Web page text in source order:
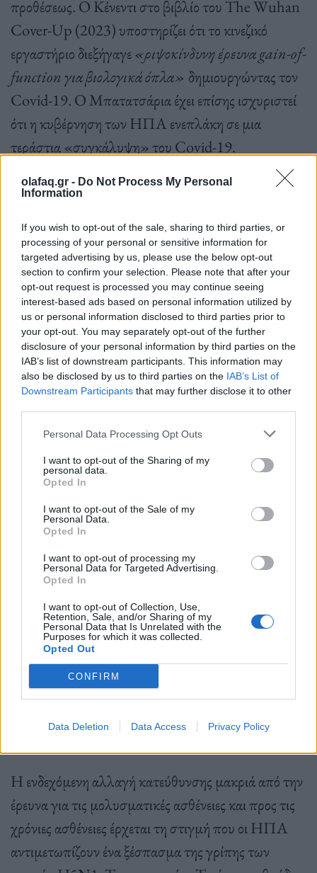
olafaq.gr - Do Not Process My Personal
Information
If you wish to opt-out of the sale, sharing to third parties, or
processing of your personal or sensitive information for
targeted advertising by us, please use the below opt-out
section to confirm your selection. Please note that after your
opt-out request is processed you may continue seeing
interest-based ads based on personal information utilized by
us or personal information disclosed to third parties prior to
your opt-out. You may separately opt-out of the further
disclosure of your personal information by third parties on the
IAB’s list of downstream participants. This information may
also be disclosed by us to third parties on the IAB’s List of
Downstream Participants that may further disclose it to other
Personal Data Processing Opt Outs
I want to opt-out of the Sharing of my
personal data.
Opted In
I want to opt-out of the Sale of my
Personal Data.
Opted In
I want to opt-out of processing my
Personal Data for Targeted Advertising.
Opted In
I want to opt-out of Collection, Use,
Retention, Sale, and/or Sharing of my
Personal Data that Is Unrelated with the
Purposes for which it was collected.
Opted Out
CONFIRM
Data Deletion Data Access Privacy Policy
προθέσεως. Ο Κένεντι στο βιβλίο του TheWuhan
Cover-Up (2023) υποστηρίζει ότι το κινεζικό
εργαστήριο διεξήγαγε«ριψοκίνδυνη έρευναgain-of-
function για βιολογικά όπλα» δημιουργώντας τον
Covid-19. Ο Μπατατσάρια έχει επίσης ισχυριστεί
ότι η κυβέρνηση των ΗΠΑ ενεπλάκη σε μια
τεράστια «συγκάλυψη» του Covid-19.
θεωριών συνωμοσίας βρίσκονται στην εξουσία με
ορισμένους να αναμένουν επιβεβαίωση για να
ηγηθούν των ίδιων οργανισμών που κατηγορούν ότι
σκότωσαν εκατομμύρια ανθρώπους. Στρέφουν τα
πυρά τους σε αυτούς που όπως ισχυρίζονται είναι
υπεύθυνοι.
Υπάρχει έντονη ανησυχία πως αυτό το κυνήγι
μαγισσών θα επιταχυνθεί τους επόμενους μήνες.
Πιο ανησυχητικό είναι το γεγονός ότι η Αμερική
καταστρέφει την ικανότητά της να προβλέπει, να
παρακολουθεί και να ανταποκρίνεται σε
ξεσπάσματα μολυσματικών ασθενειών. «
αντίληψη ότι η ιολογική έρευνα είναι εγγενώς
Άντζελα Ράσμουσεν, ιολόγος στο Οργανισμό
Εμβολίων και Μολυσματικών Ασθενειών του
Πανεπιστημίου της Σασκάτσουαν.
Η ενδεχόμενη αλλαγή κατεύθυνσης μακριά από την
έρευνα για τις μολυσματικές ασθένειες και προς τις
χρόνιες ασθένειες έρχεται τη στιγμή που οι ΗΠΑ
αντιμετωπίζουν ένα ξέσπασμα της γρίπης των